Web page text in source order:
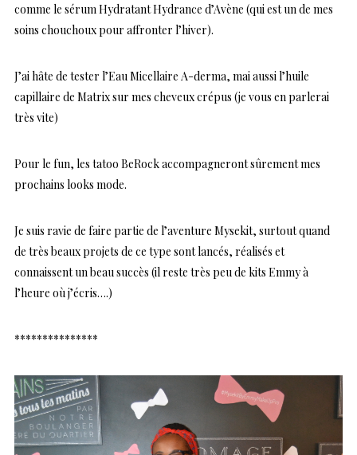
comme le sérum Hydratant Hydrance d’Avène (qui est un de mes
soins chouchoux pour affronter l’hiver).
J’ai hâte de tester l’Eau Micellaire A-derma, mai aussi l’huile
capillaire de Matrix sur mes cheveux crépus (je vous en parlerai
très vite)
Pour le fun, les tatoo BeRock accompagneront sûrement mes
prochains looks mode.
Je suis ravie de faire partie de l’aventure Mysekit, surtout quand
de très beaux projets de ce type sont lancés, réalisés et
connaissent un beau succès (il reste très peu de kits Emmy à
l’heure où j’écris….)
***************